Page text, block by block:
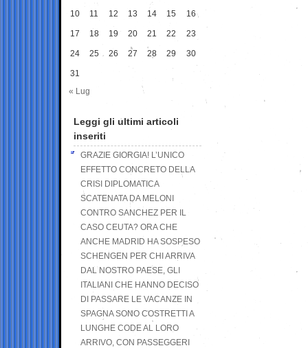
10 11 12 13 14 15 16
17 18 19 20 21 22 23
24 25 26 27 28 29 30
31
« Lug
Leggi gli ultimi articoli
inseriti
GRAZIE GIORGIA! L’UNICO
EFFETTO CONCRETO DELLA
CRISI DIPLOMATICA
SCATENATA DA MELONI
CONTRO SANCHEZ PER IL
CASO CEUTA? ORA CHE
ANCHE MADRID HA SOSPESO
SCHENGEN PER CHI ARRIVA
DAL NOSTRO PAESE, GLI
ITALIANI CHE HANNO DECISO
DI PASSARE LE VACANZE IN
SPAGNA SONO COSTRETTI A
LUNGHE CODE AL LORO
ARRIVO, CON PASSEGGERI